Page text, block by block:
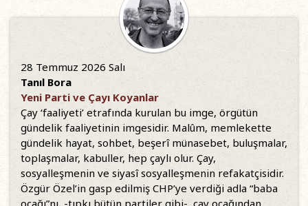
28 Temmuz 2026 Salı
Tanıl Bora
Yeni Parti ve Çayı Koyanlar
Çay ‘faaliyeti’ etrafında kurulan bu imge, örgütün
gündelik faaliyetinin imgesidir. Malûm, memlekette
gündelik hayat, sohbet, beşerî münasebet, buluşmalar,
toplaşmalar, kabuller, hep çaylı olur. Çay,
sosyalleşmenin ve siyasî sosyalleşmenin refakatçisidir.
Özgür Özel’in gasp edilmiş CHP’ye verdiği adla “baba
ocağı”nı, -tıpkı bütün partiler gibi-, çay ocağından